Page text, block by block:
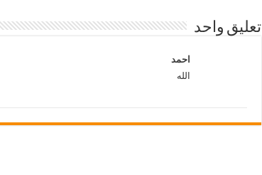
تعليق واحد
احمد
الله